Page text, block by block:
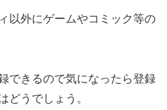
以外にゲームやコミック等の
できるので気になったら登録
どうでしょう。